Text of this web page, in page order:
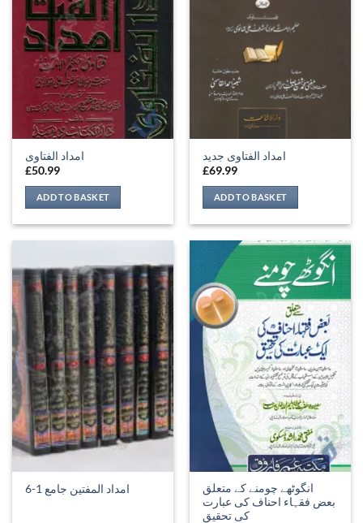
امداد الفتاوی
£50.99
ADD TO BASKET
امداد الفتاوی جدید
£69.99
ADD TO BASKET
امداد المفتین جامع 1-6
انگوٹھے چومنے کے متعلق
بعض فقہاء احناف کی عبارت
کی تحقیق